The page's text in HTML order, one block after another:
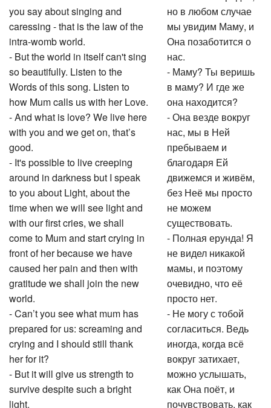
you say about singing and
caressing - that is the law of the
intra-womb world.
- But the world in itself can't sing
so beautifully. Listen to the
Words of this song. Listen to
how Mum calls us with her Love.
- And what is love? We live here
with you and we get on, that’s
good.
- It's possible to live creeping
around in darkness but I speak
to you about Light, about the
time when we will see light and
with our first cries, we shall
come to Mum and start crying in
front of her because we have
caused her pain and then with
gratitude we shall join the new
world.
- Can’t you see what mum has
prepared for us: screaming and
crying and I should still thank
her for it?
- But it will give us strength to
survive despite such a bright
но в любом случае
мы увидим Маму, и
Она позаботится о
нас.
- Маму? Ты веришь
в маму? И где же
она находится?
- Она везде вокруг
нас, мы в Ней
пребываем и
благодаря Ей
движемся и живём,
без Неё мы просто
не можем
существовать.
- Полная ерунда! Я
не видел никакой
мамы, и поэтому
очевидно, что её
просто нет.
- Не могу с тобой
согласиться. Ведь
иногда, когда всё
вокруг затихает,
можно услышать,
как Она поёт, и